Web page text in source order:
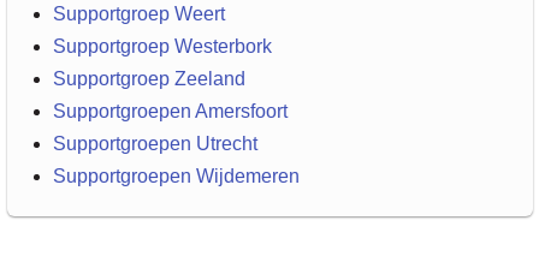
Supportgroep Weert
Supportgroep Westerbork
Supportgroep Zeeland
Supportgroepen Amersfoort
Supportgroepen Utrecht
Supportgroepen Wijdemeren